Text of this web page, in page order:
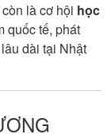
là cơ hội học
quốc tế, phát
dài tại Nhật